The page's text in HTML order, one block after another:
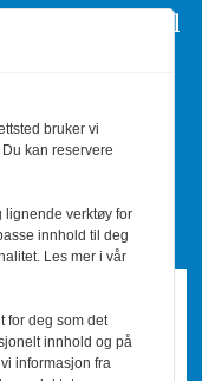
oppfordres til
Du kan
Faglige
bruker vi
kan reservere
lignende verktøy for
innhold til deg
Les mer i vår
for deg som det
innhold og på
informasjon fra